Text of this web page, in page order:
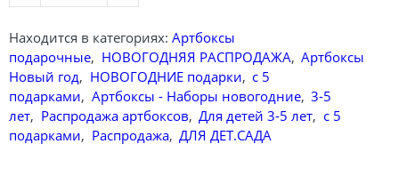
Находится в категориях: Артбоксы
подарочные, НОВОГОДНЯЯ РАСПРОДАЖА, Артбоксы
Новый год, НОВОГОДНИЕ подарки, с 5
подарками, Артбоксы - Наборы новогодние, 3-5
лет, Распродажа артбоксов, Для детей 3-5 лет, с 5
подарками, Распродажа, ДЛЯ ДЕТ.САДА